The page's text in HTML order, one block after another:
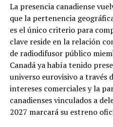
La presencia canadiense
que la pertenencia
es el único criterio para
clave reside en la relación
de radiodifusor público
Canadá ya había tenido
universo eurovisivo a través
intereses comerciales y la
canadienses vinculados a
2027 marcará su estreno